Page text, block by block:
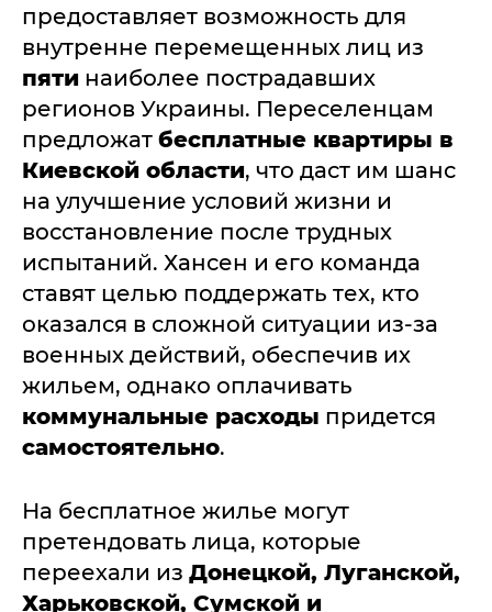
предоставляет возможность для
внутренне перемещенных лиц из
пяти наиболее пострадавших
регионов Украины. Переселенцам
предложат бесплатные квартиры в
Киевской области, что даст им шанс
на улучшение условий жизни и
восстановление после трудных
испытаний. Хансен и его команда
ставят целью поддержать тех, кто
оказался в сложной ситуации из-за
военных действий, обеспечив их
жильем, однако оплачивать
коммунальные расходы придется
самостоятельно.
На бесплатное жилье могут
претендовать лица, которые
переехали из Донецкой, Луганской,
Харьковской, Сумской и